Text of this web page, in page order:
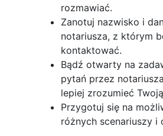
rozmawiać.
Zanotuj nazwisko i
notariusza, z którym
kontaktować.
Bądź otwarty na
pytań przez
lepiej zrozumieć
Przygotuj się na
różnych scenariuszy i